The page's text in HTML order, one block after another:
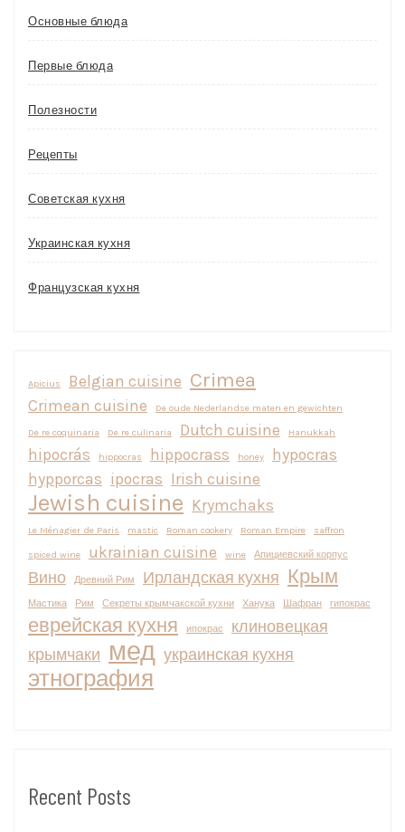
Основные блюда
Первые блюда
Полезности
Рецепты
Советская кухня
Украинская кухня
Французская кухня
Apicius Belgian cuisine Crimea
Crimean cuisine De oude Nederlandse maten en gewichten
De re coquinaria De re culinaria Dutch cuisine Hanukkah
hipocrás hippocras hippocrass honey
hypocras
hypporcas ipocras Irish cuisine
Jewish cuisine Krymchaks
Le Ménagier de Paris mastic Roman cookery Roman Empire saffron
spiced wine ukrainian cuisine wine Апициевский корпус
Вино Древний Рим Ирландская кухня Крым
Мастика Рим Секреты крымчакской кухни Ханука Шафран гипокрас
еврейская кухня ипокрас
клиновецкая
крымчаки мед украинская кухня
этнография
Recent Posts